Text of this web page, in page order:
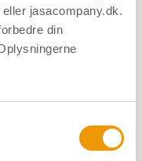
jasacompany.dk.
din